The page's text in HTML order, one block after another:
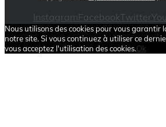
InstagramFacebookTwitter
Nous utilisons des cookies pour vous garantir
notre site. Si vous continuez à utiliser ce
vous acceptez l'utilisation des cookies.Ok